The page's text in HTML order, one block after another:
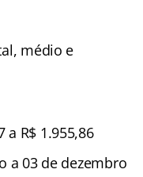
médio e
a R$ 1.955,86
a 03 de dezembro